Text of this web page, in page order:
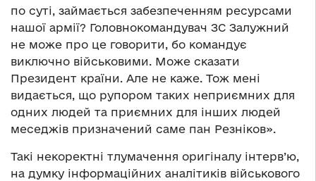
по суті, займається забезпеченням ресурсами
нашої армії? Головнокомандувач ЗС Залужний
не може про це говорити, бо командує
виключно військовими. Може сказати
Президент країни. Але не каже. Тож мені
видається, що рупором таких неприємних для
одних людей та приємних для інших людей
меседжів призначений саме пан Резніков».
Такі некоректні тлумачення оригіналу інтерв’ю,
на думку інформаційних аналітиків військового